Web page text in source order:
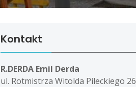
Kontakt
R.DERDA Emil Derda
ul. Rotmistrza Witolda Pileckiego 26